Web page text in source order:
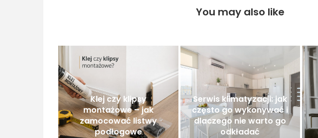
You may also like
Klej czy klipsy
montażowe – jak
zamocować listwy
podłogowe
Serwis klimatyzacji: jak
często go wykonywać i
dlaczego nie warto go
odkładać